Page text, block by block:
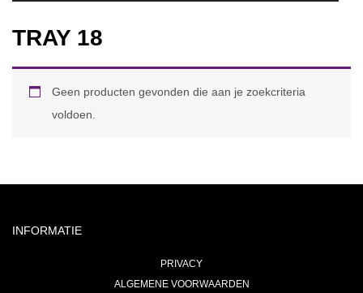
TRAY 18
Geen producten gevonden die aan je zoekcriteria
voldoen.
INFORMATIE
PRIVACY
ALGEMENE VOORWAARDEN